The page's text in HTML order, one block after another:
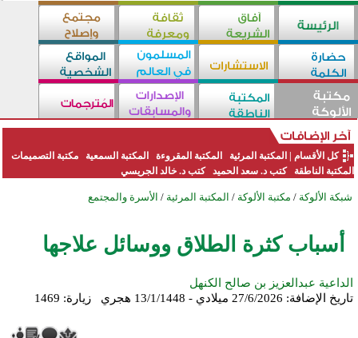
كل الأقسام المكتبة المرئية المكتبة المقروءة المكتبة السمعية
مكتبة التصميمات
المكتبة الناطقة
كتب د. سعد الحميد كتب د. خالد الجريسي
شبكة الألوكة / مكتبة الألوكة / المكتبة المرئية / الأسرة والمجتمع
أسباب كثرة الطلاق ووسائل علاجها
الداعية عبدالعزيز بن صالح الكنهل
تاريخ الإضافة: 27/6/2026 ميلادي - 13/1/1448 هجري زيارة: 1469